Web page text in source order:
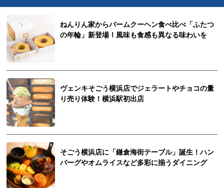
ねんりん家からバームクーヘン食べ比べ「ふたつ
の年輪」新登場！風味も食感も異なる味わいを
ヴェンキそごう横浜店でジェラートやチョコの量
り売り体験！横浜駅初出店
そごう横浜店に「鎌倉海街テーブル」誕生！ハン
バーグやオムライスなど多彩に揃うダイニング